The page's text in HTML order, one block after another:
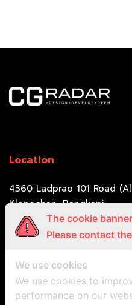
Location
4360 Ladprao 101 Road
Klongchan, Bangkapi,
Bangkok 10240
at.nightstudio@gmail.com
09-9469-9917 (Jlynn)
The cookie
Please contact
We use cookies
We use cookies to
performance on our